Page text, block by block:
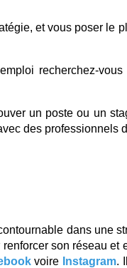
et vous poser le
recherchez-
un poste ou un
des professionnels
dans une
son réseau et
voire Instagram.